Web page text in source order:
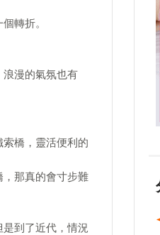
轉折。
漫的氣氛也有
橋，靈活便利的
那真的會寸步難
到了近代，情況